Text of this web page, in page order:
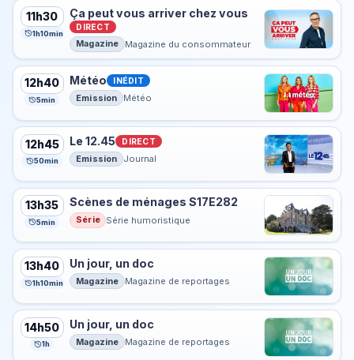
11h30
1h10min
Ça peut vous arriver chez vous
DIRECT
Magazine Magazine du consommateur
12h40
5min
Météo INÉDIT
Emission Météo
12h45
50min
Le 12.45 DIRECT
Emission Journal
13h35
5min
Scènes de ménages S17E282
Série Série humoristique
13h40
1h10min
Un jour, un doc
Magazine Magazine de reportages
14h50
1h
Un jour, un doc
Magazine Magazine de reportages